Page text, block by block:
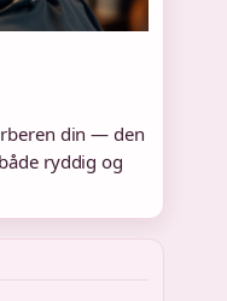
din — den
ryddig og